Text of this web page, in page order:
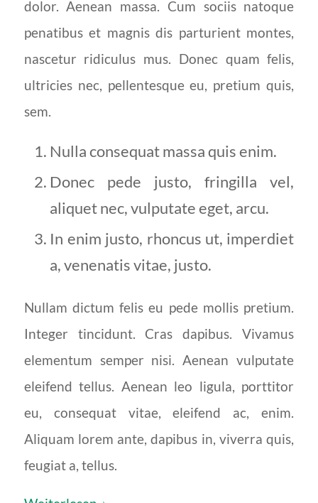
dolor. Aenean massa. Cum sociis natoque
penatibus et magnis dis parturient montes,
nascetur ridiculus mus. Donec quam felis,
ultricies nec, pellentesque eu, pretium quis,
sem.
Nulla consequat massa quis enim.
Donec pede justo, fringilla vel,
aliquet nec, vulputate eget, arcu.
In enim justo, rhoncus ut, imperdiet
a, venenatis vitae, justo.
Nullam dictum felis eu pede mollis pretium.
Integer tincidunt. Cras dapibus. Vivamus
elementum semper nisi. Aenean vulputate
eleifend tellus. Aenean leo ligula, porttitor
eu, consequat vitae, eleifend ac, enim.
Aliquam lorem ante, dapibus in, viverra quis,
feugiat a, tellus.